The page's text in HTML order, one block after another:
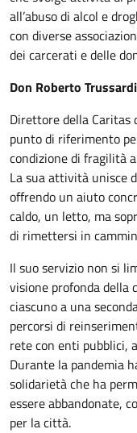
all’abuso di alcol e
con diverse
dei carcerati e delle
Don Roberto Trussardi
Direttore della Caritas
punto di riferimento
condizione di fragilità
La sua attività unisce
offrendo un aiuto
caldo, un letto, ma
di rimettersi in
Il suo servizio non si
visione profonda della
ciascuno a una
percorsi di
rete con enti pubblici,
Durante la pandemia
solidarietà che ha
essere abbandonate,
per la città.